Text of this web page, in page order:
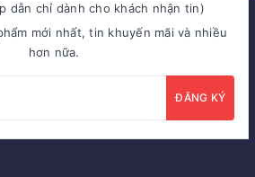
dẫn chỉ dành cho khách nhận tin)
mới nhất, tin khuyến mãi và nhiều
hơn nữa.
ĐĂNG KÝ